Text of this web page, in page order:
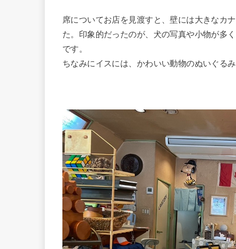
席についてお店を見渡すと、壁には大きなカ
た。印象的だったのが、犬の写真や小物が多
です。
ちなみにイスには、かわいい動物のぬいぐる